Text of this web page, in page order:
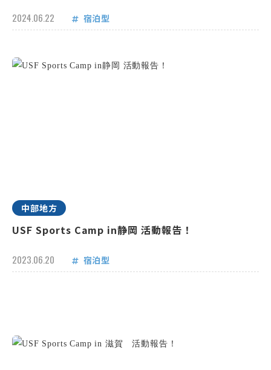
2024.06.22 宿泊型
中部地方
USF Sports Camp in静岡 活動報告！
2023.06.20 宿泊型